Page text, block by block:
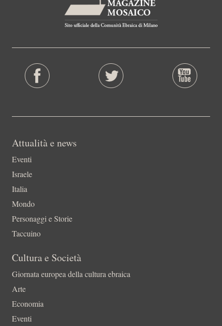
Attualità e news
Eventi
Israele
Italia
Mondo
Personaggi e Storie
Taccuino
Cultura e Società
Giornata europea della cultura ebraica
Arte
Economia
Eventi